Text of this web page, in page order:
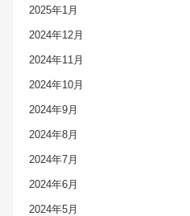
2025年1月
2024年12月
2024年11月
2024年10月
2024年9月
2024年8月
2024年7月
2024年6月
2024年5月